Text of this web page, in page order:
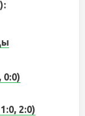
0:0)
2:0)